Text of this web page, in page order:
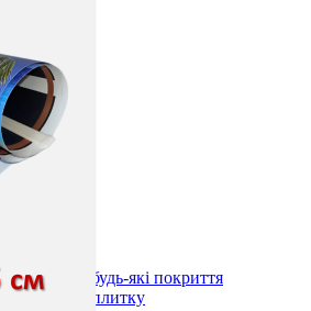
під будь-які покриття
під плитку